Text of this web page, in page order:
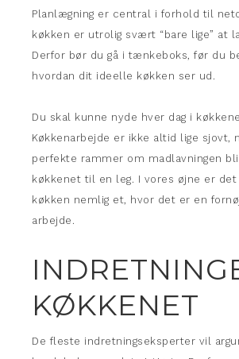
Planlægning er central i forhold til
køkken er utrolig svært “bare lige” at
Derfor bør du gå i tænkeboks, før du
hvordan dit ideelle køkken ser ud.
Du skal kunne nyde hver dag i
Køkkenarbejde er ikke altid lige sjovt,
perfekte rammer om madlavningen
køkkenet til en leg. I vores øjne er
køkken nemlig et, hvor det er en
arbejde.
KØKKENET
De fleste indretningseksperter vil